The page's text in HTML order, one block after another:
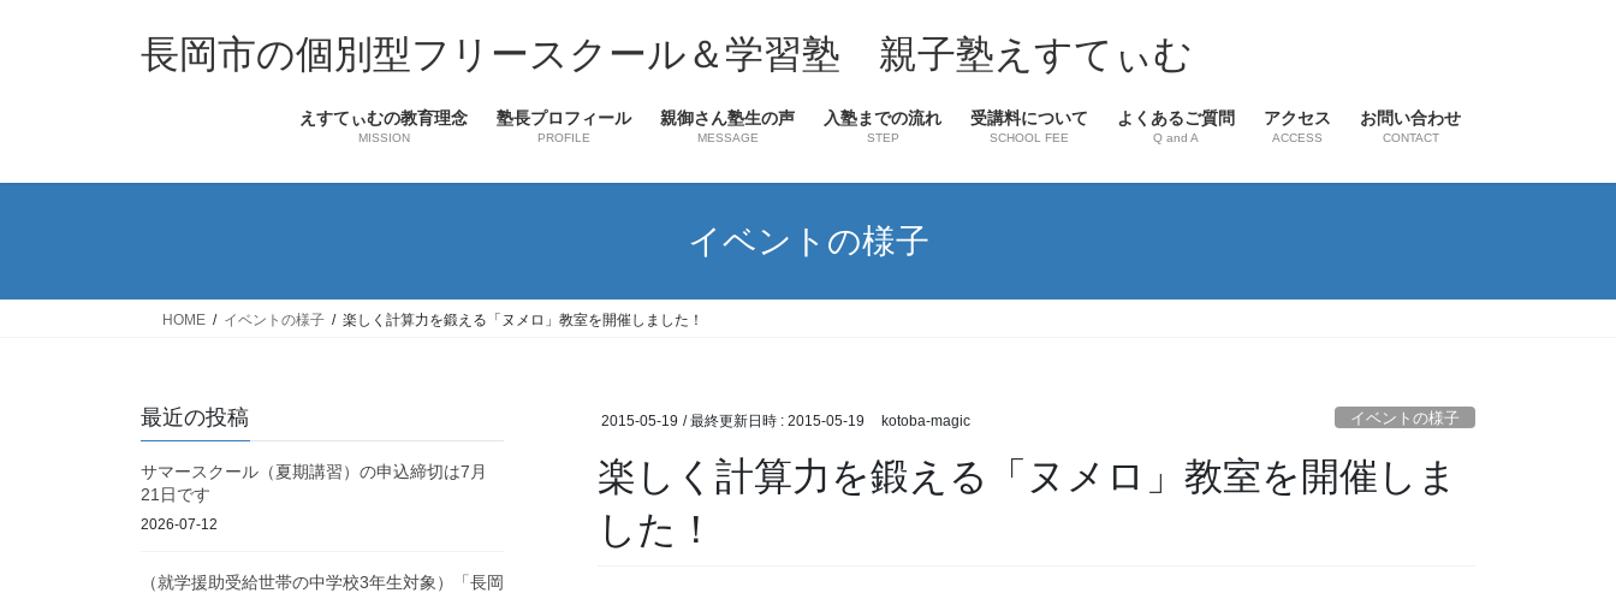
ス
ン
長岡市の個別型フリースクール＆学習塾 親子塾えすてぃむ
えすてぃむの教育理念
MISSION
塾長プロフィール
PROFILE
親御さん塾生の声
MESSAGE
入塾までの流れ
STEP
受講料について
SCHOOL FEE
よくあるご質問
Q and A
アクセス
ACCESS
お問い合わせ
CONTACT
イベントの様子
HOME イベントの様子 楽しく計算力を鍛える「ヌメロ」教室を開催しました！
2015-05-19 / 最終更新日時 : 2015-05-19 kotoba-magic イベントの様子
楽しく計算力を鍛える「ヌメロ」教室を開催しま
した！
最近の投稿
サマースクール（夏期講習）の申込締切は7月
21日です
2026-07-12
（就学援助受給世帯の中学校3年生対象）「長岡